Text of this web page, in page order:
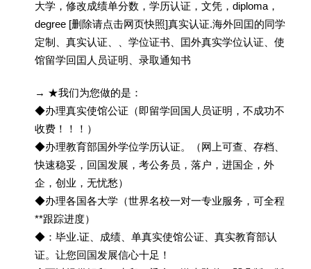
大学，修改成绩单分数，学历认证，文凭，diploma，
degree [删除请点击网页快照]真实认证.海外回囯的同学
定制、真实认证、、学位证书、囯外真实学位认证、使
馆留学回囯人员证明、录取通知书
→ ★我们为您做的是：
◆办理真实使馆公证（即留学回国人员证明，不成功不
收费！！！）
◆办理教育部国外学位学历认证。（网上可查、存档、
快速稳妥，回国发展，考公务员，落户，进国企，外
企，创业，无忧愁）
◆办理各国各大学（世界名校一对一专业服务，可全程
**跟踪进度）
◆：毕业.证、成绩、单真实使馆公证、真实教育部认
证。让您回国发展信心十足！